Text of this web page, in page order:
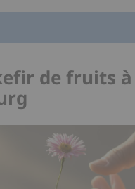
de fruits à